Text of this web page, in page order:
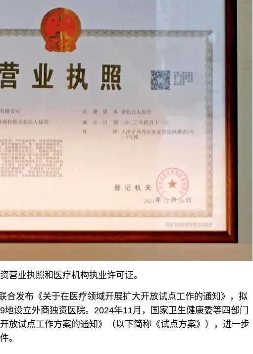
业执照和医疗机构执业许可证。
发布《关于在医疗领域开展扩大开放试点工作的通知》，拟
设立外商独资医院。2024年11月，国家卫生健康委等四部门
放试点工作方案的通知》（以下简称《试点方案》），进一步
。